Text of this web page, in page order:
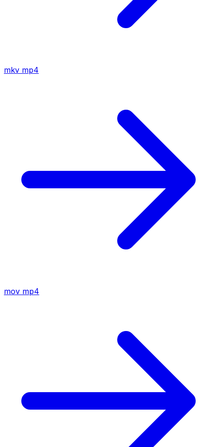
mkv mp4
mov mp4